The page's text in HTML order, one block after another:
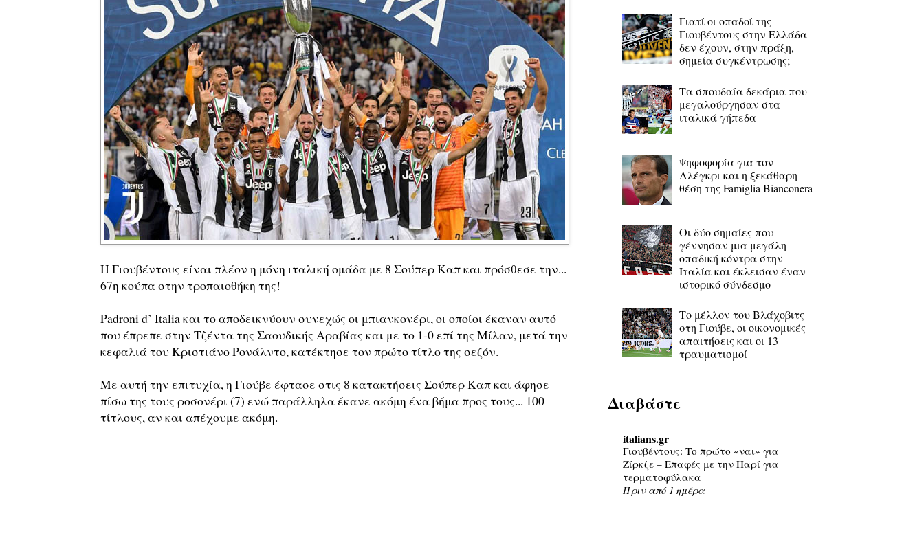
Η Γιουβέντους είναι πλέον η μόνη ιταλική ομάδα με 8 Σούπερ Καπ και πρόσθεσε την...
67η κούπα στην τροπαιοθήκη της!
Padroni d’ Italia και το αποδεικνύουν συνεχώς οι μπιανκονέρι, οι οποίοι έκαναν αυτό
που έπρεπε στην Τζέντα της Σαουδικής Αραβίας και με το 1-0 επί της Μίλαν, μετά την
κεφαλιά του Κριστιάνο Ρονάλντο, κατέκτησε τον πρώτο τίτλο της σεζόν.
Με αυτή την επιτυχία, η Γιούβε έφτασε στις 8 κατακτήσεις Σούπερ Καπ και άφησε
πίσω της τους ροσονέρι (7) ενώ παράλληλα έκανε ακόμη ένα βήμα προς τους... 100
τίτλους, αν και απέχουμε ακόμη.
Γιατί οι οπαδοί της
Γιουβέντους στην Ελλάδα
δεν έχουν, στην πράξη,
σημεία συγκέντρωσης;
Τα σπουδαία δεκάρια που
μεγαλούργησαν στα
ιταλικά γήπεδα
Ψηφοφορία για τον
Αλέγκρι και η ξεκάθαρη
θέση της Famiglia Bianconera
Οι δύο σημαίες που
γέννησαν μια μεγάλη
οπαδική κόντρα στην
Ιταλία και έκλεισαν έναν
ιστορικό σύνδεσμο
Το μέλλον του Βλάχοβιτς
στη Γιούβε, οι οικονομικές
απαιτήσεις και οι 13
τραυματισμοί
Διαβάστε
italians.gr
Γιουβέντους: Το πρώτο «ναι» για
Ζίρκζε – Επαφές με την Παρί για
τερματοφύλακα
Πριν από 1 ημέρα